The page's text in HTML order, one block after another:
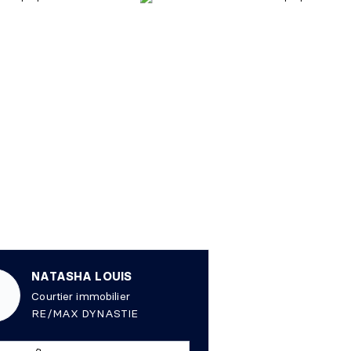
NATASHA LOUIS
Courtier immobilier
RE/MAX DYNASTIE